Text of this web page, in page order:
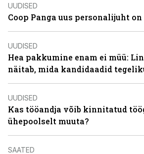
UUDISED
Coop Panga uus personalijuht
UUDISED
Hea pakkumine enam ei müü:
näitab, mida kandidaadid
UUDISED
Kas tööandja võib kinnitatud
ühepoolselt muuta?
SAATED